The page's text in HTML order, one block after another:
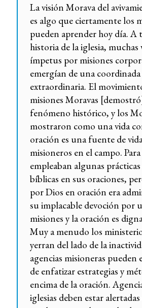
La visión Morava del
es algo que ciertamente los
pueden aprender hoy día. A
historia de la iglesia, muchas
ímpetus por misiones
emergían de una
extraordinaria. El
misiones Moravas
fenómeno histórico, y los
mostraron como una vida
oración es una fuente de
misioneros en el campo.
empleaban algunas
bíblicas en sus oraciones,
por Dios en oración era
su implacable devoción por
misiones y la oración es
Muy a menudo los
yerran del lado de la
agencias misioneras pueden
de enfatizar estrategias y
encima de la oración.
iglesias deben estar alertadas